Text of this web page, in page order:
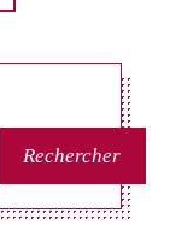
Rechercher